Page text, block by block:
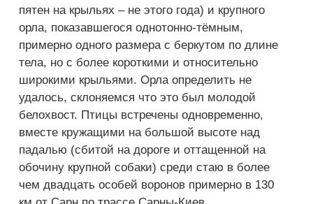
пятен на крыльях – не этого года) и крупного
орла, показавшегося однотонно-тёмным,
примерно одного размера с беркутом по длине
тела, но с более короткими и относительно
широкими крыльями. Орла определить не
удалось, склоняемся что это был молодой
белохвост. Птицы встречены одновременно,
вместе кружащими на большой высоте над
падалью (сбитой на дороге и оттащенной на
обочину крупной собаки) среди стаю в более
чем двадцать особей воронов примерно в 130